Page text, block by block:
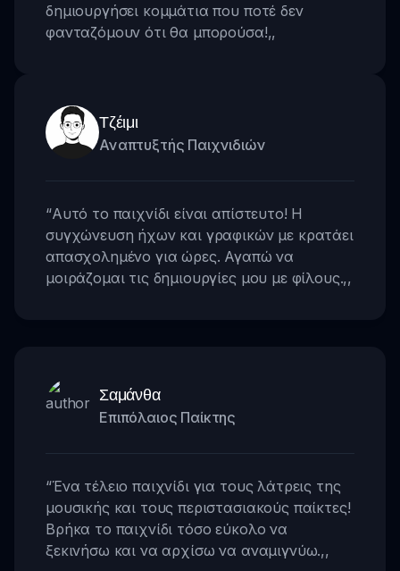
δημιουργήσει κομμάτια που ποτέ δεν
φανταζόμουν ότι θα μπορούσα!,,
Τζέιμι
Αναπτυξτής Παιχνιδιών
“Αυτό το παιχνίδι είναι απίστευτο! Η
συγχώνευση ήχων και γραφικών με κρατάει
απασχολημένο για ώρες. Αγαπώ να
μοιράζομαι τις δημιουργίες μου με φίλους.,,
Σαμάνθα
Επιπόλαιος Παίκτης
“Ένα τέλειο παιχνίδι για τους λάτρεις της
μουσικής και τους περιστασιακούς παίκτες!
Βρήκα το παιχνίδι τόσο εύκολο να
ξεκινήσω και να αρχίσω να αναμιγνύω.,,